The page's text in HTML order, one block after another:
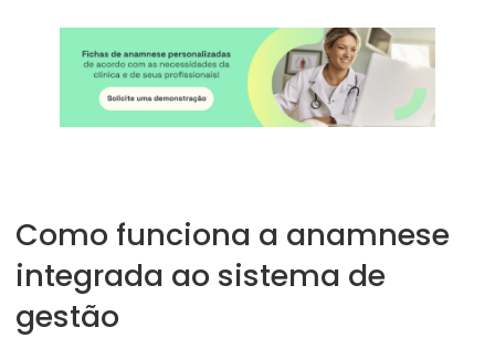
Como funciona a anamnese
integrada ao sistema de
gestão